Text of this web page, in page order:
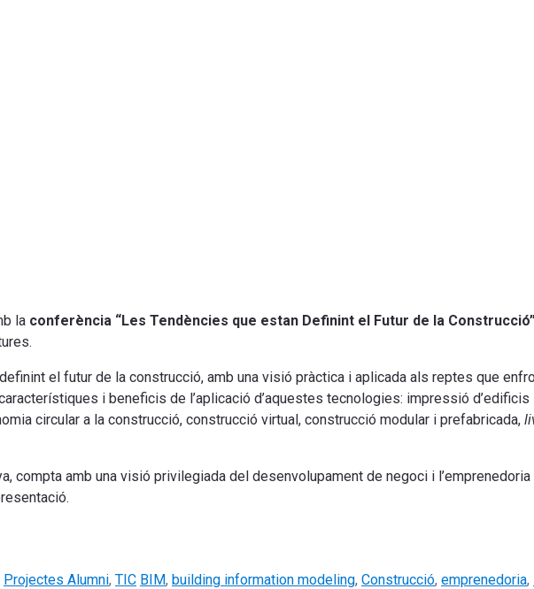
la conferència “Les Tendències que estan Definint el Futur de la
el futur de la construcció, amb una visió pràctica i aplicada als reptes que
i beneficis de l’aplicació d’aquestes tecnologies: impressió d’edificis
circular a la construcció, construcció virtual, construcció modular i prefabricada,
compta amb una visió privilegiada del desenvolupament de negoci i
Projectes Alumni, TIC Tags
BIM, building information modeling, Construcció, emprenedoria,